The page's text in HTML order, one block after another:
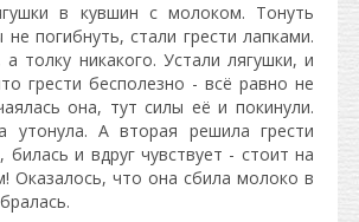
в кувшин с молоком. Тонуть
погибнуть, стали грести лапками.
а толку никакого. Устали лягушки, и
грести бесполезно - всё равно не
она, тут силы её и покинули.
утонула. А вторая решила грести
билась и вдруг чувствует - стоит на
Оказалось, что она сбила молоко в